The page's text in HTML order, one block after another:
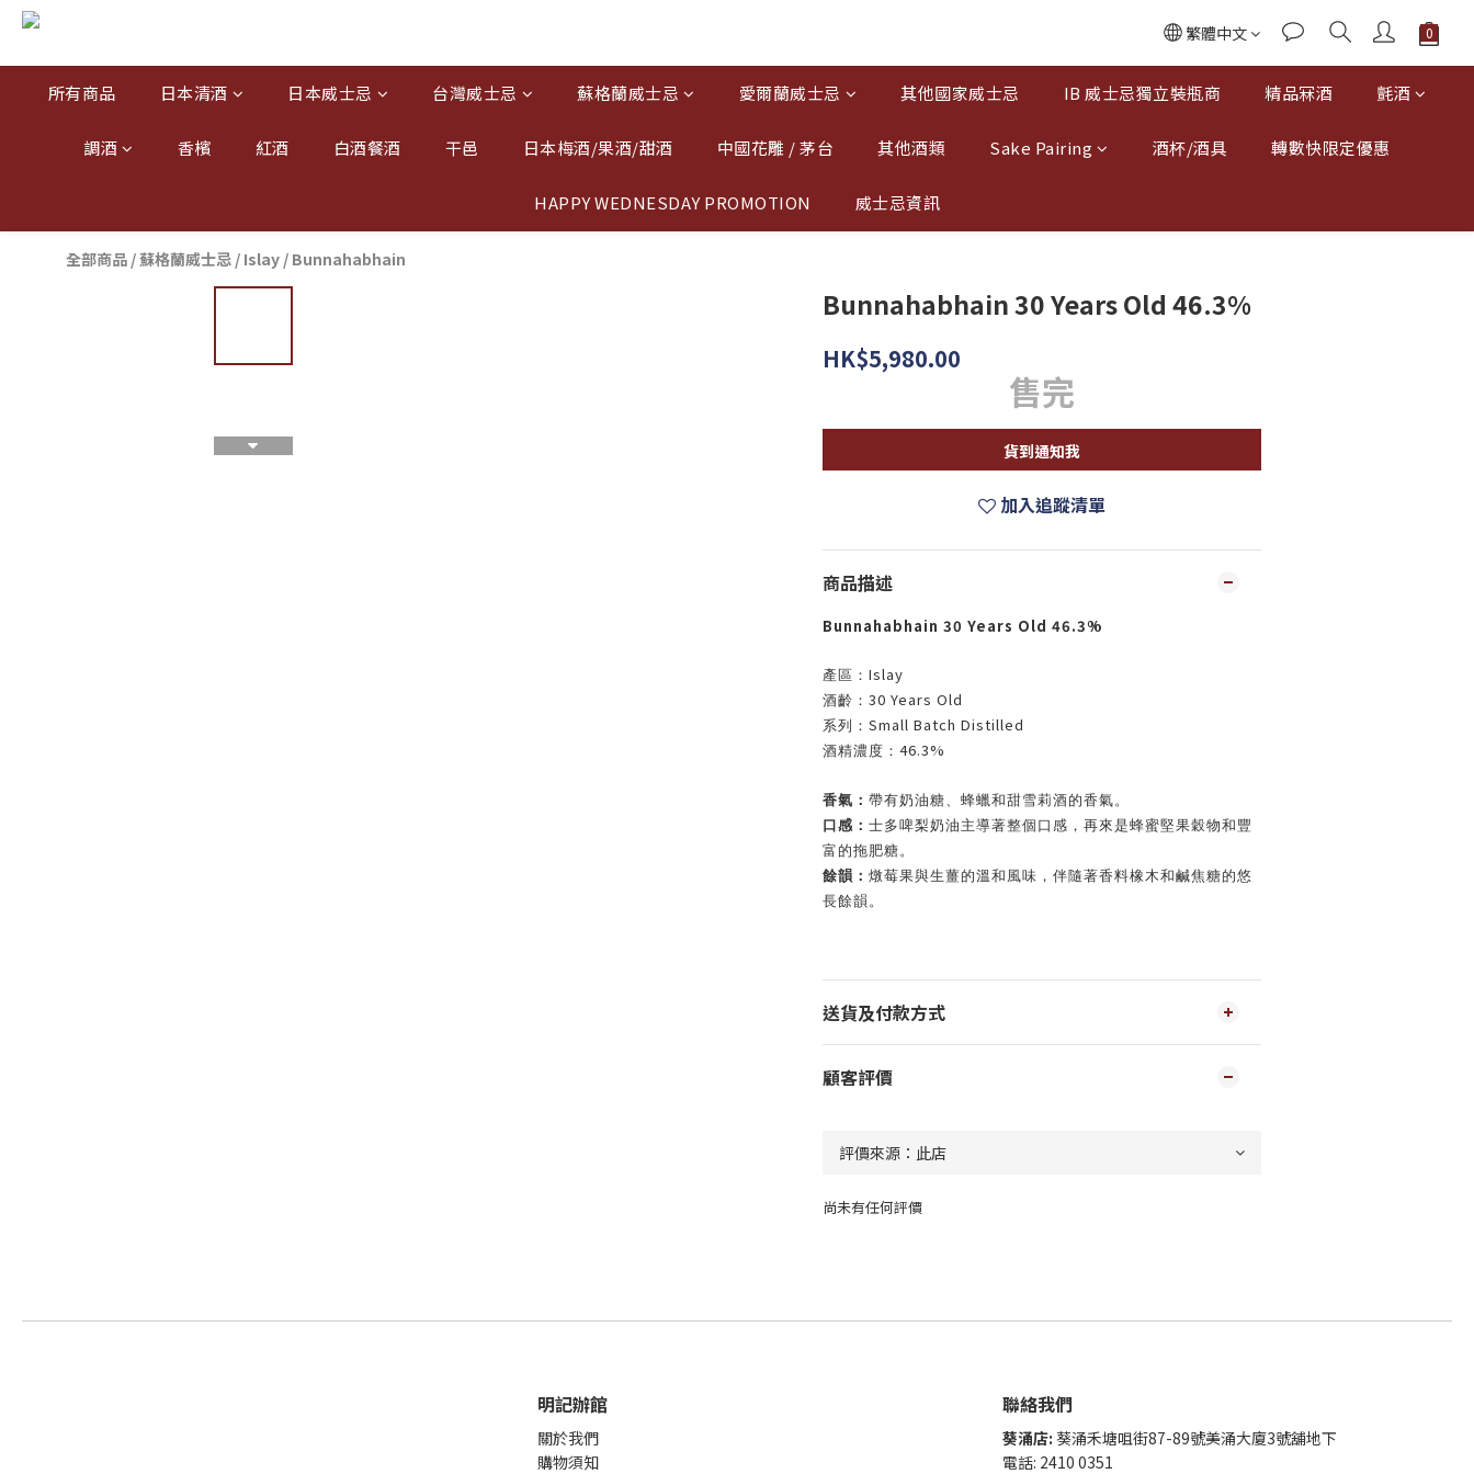
繁體中文
所有商品 日本清酒 日本威士忌 台灣威士忌 蘇格蘭威士忌 愛爾蘭威士忌 其他國家威士忌 IB 威士忌獨立裝瓶商 精品冧酒 氈酒
調酒 香檳 紅酒 白酒餐酒 干邑 日本梅酒/果酒/甜酒 中國花雕 / 茅台 其他酒類 Sake Pairing 酒杯/酒具 轉數快限定優惠
HAPPY WEDNESDAY PROMOTION 威士忌資訊
全部商品 /蘇格蘭威士忌 / Islay / Bunnahabhain
Bunnahabhain 30 Years Old 46.3%
HK$5,980.00
售完
貨到通知我
加入追蹤清單
商品描述
Bunnahabhain 30 Years Old 46.3%
產區： Islay
酒齡： 30 Years Old
系列： Small Batch Distilled
酒精濃度： 46.3%
香氣： 帶有奶油糖、蜂蠟和甜雪莉酒的香氣。
口感： 士多啤梨奶油主導著整個口感，再來是蜂蜜堅果穀物和豐
富的拖肥糖。
餘韻： 燉莓果與生薑的溫和風味，伴隨著香料橡木和鹹焦糖的悠
長餘韻。
送貨及付款方式
顧客評價
尚未有任何評價
明記辦館
關於我們
購物須知
聯絡我們
葵涌店: 葵涌禾塘咀街87-89號美涌大廈3號舖地下
電話: 2410 0351